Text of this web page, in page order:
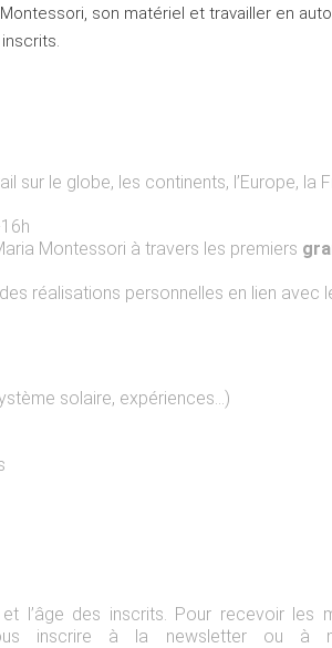
son matériel et travailler en
sur le globe, les continents, l’Europe, la
Montessori à travers les premiers
réalisations personnelles en lien avec
solaire, expériences…)
l’âge des inscrits. Pour recevoir les
inscrire à la newsletter ou à